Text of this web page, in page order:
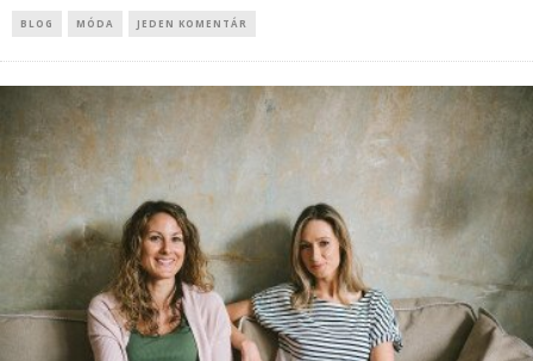
BLOG MÓDA JEDEN KOMENTÁR